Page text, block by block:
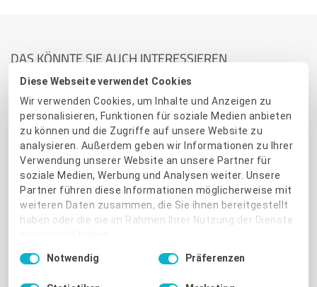
Diese Webseite verwendet Cookies
Wir verwenden Cookies, um Inhalte und Anzeigen zu
personalisieren, Funktionen für soziale Medien anbieten
zu können und die Zugriffe auf unsere Website zu
analysieren. Außerdem geben wir Informationen zu Ihrer
Verwendung unserer Website an unsere Partner für
soziale Medien, Werbung und Analysen weiter. Unsere
Partner führen diese Informationen möglicherweise mit
weiteren Daten zusammen, die Sie ihnen bereitgestellt
haben oder die sie im Rahmen Ihrer Nutzung der Dienste
Impressum|Datenschutzbestimmungen
Notwendig Präferenzen
DAS KÖNNTE SIE AUCH INTERESSIEREN
BEWERTUNGSMARKETING
Der ultimative Leitfaden für die
perfekte Antwort auf
Bewertungen